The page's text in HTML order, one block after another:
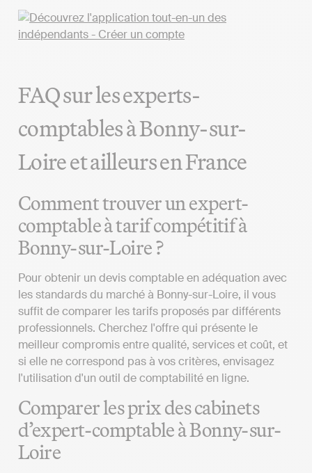
FAQ sur les experts-
comptables à Bonny-sur-
Loire et ailleurs en France
Comment trouver un expert-
comptable à tarif compétitif à
Bonny-sur-Loire ?
Pour obtenir un devis comptable en adéquation avec
les standards du marché à Bonny-sur-Loire, il vous
suffit de comparer les tarifs proposés par différents
professionnels. Cherchez l'offre qui présente le
meilleur compromis entre qualité, services et coût, et
si elle ne correspond pas à vos critères, envisagez
l'utilisation d'un outil de comptabilité en ligne.
Comparer les prix des cabinets
d’expert-comptable à Bonny-sur-
Loire